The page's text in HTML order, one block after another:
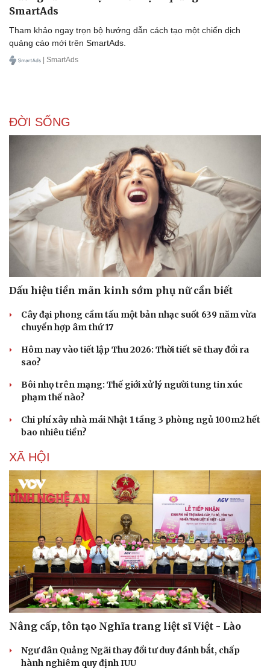
Doanh nghiệp
Thông tin doanh nghiệp
Doanh nghiệp 24h
Doanh nhân
Vì cộng đồng
Sành điệu
SmartAds
Tham khảo ngay trọn bộ hướng dẫn cách tạo một chiến dịch
quảng cáo mới trên SmartAds.
| SmartAds
ĐỜI SỐNG
Dấu hiệu tiền mãn kinh sớm phụ nữ cần biết
Cây đại phong cầm tấu một bản nhạc suốt 639 năm vừa
chuyển hợp âm thứ 17
Hôm nay vào tiết lập Thu 2026: Thời tiết sẽ thay đổi ra
sao?
Bôi nhọ trên mạng: Thế giới xử lý người tung tin xúc
phạm thế nào?
Chi phí xây nhà mái Nhật 1 tầng 3 phòng ngủ 100m2 hết
bao nhiêu tiền?
XÃ HỘI
Nâng cấp, tôn tạo Nghĩa trang liệt sĩ Việt - Lào
Ngư dân Quảng Ngãi thay đổi tư duy đánh bắt, chấp
hành nghiêm quy định IUU